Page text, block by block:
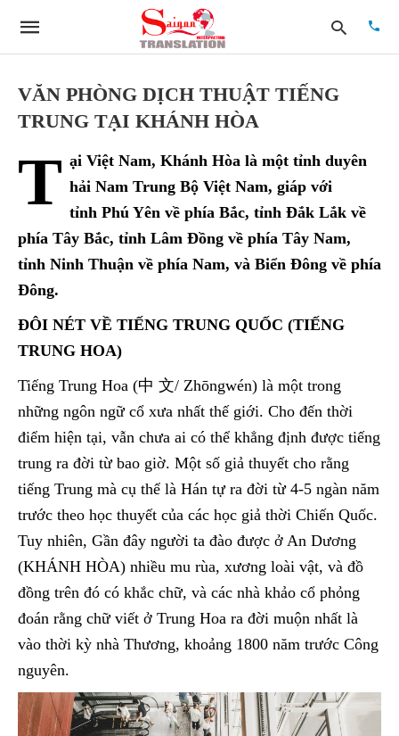
VĂN PHÒNG DỊCH THUẬT TIẾNG
TRUNG TẠI KHÁNH HÒA
T ại Việt Nam, Khánh Hòa là một tỉnh duyên
hải Nam Trung Bộ Việt Nam, giáp với
tỉnh Phú Yên về phía Bắc, tỉnh Đắk Lắk về
phía Tây Bắc, tỉnh Lâm Đồng về phía Tây Nam,
tỉnh Ninh Thuận về phía Nam, và Biển Đông về phía
Đông.
ĐÔI NÉT VỀ TIẾNG TRUNG QUỐC (TIẾNG
TRUNG HOA)
Tiếng Trung Hoa (中 文/ Zhōngwén) là một trong
những ngôn ngữ cổ xưa nhất thế giới. Cho đến thời
điểm hiện tại, vẫn chưa ai có thể khẳng định được tiếng
trung ra đời từ bao giờ. Một số giả thuyết cho rằng
tiếng Trung mà cụ thể là Hán tự ra đời từ 4-5 ngàn năm
trước theo học thuyết của các học giả thời Chiến Quốc.
Tuy nhiên, Gần đây người ta đào được ở An Dương
(KHÁNH HÒA) nhiều mu rùa, xương loài vật, và đồ
đồng trên đó có khắc chữ, và các nhà khảo cổ phỏng
đoán rằng chữ viết ở Trung Hoa ra đời muộn nhất là
vào thời kỳ nhà Thương, khoảng 1800 năm trước Công
nguyên.